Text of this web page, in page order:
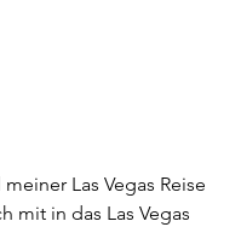
Las Vegas Reise
mit in das Las Vegas